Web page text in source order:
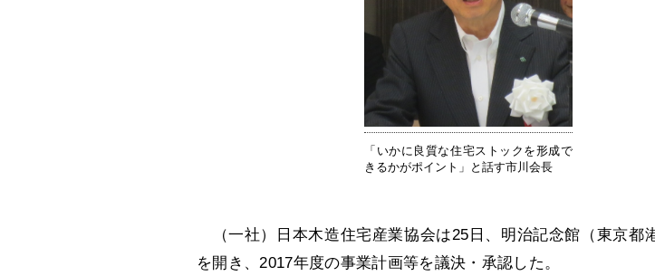
「いかに良質な住宅ストックを形成で
きるかがポイント」と話す市川会長
（一社）日本木造住宅産業協会は25日、明治記念館（東京都
を開き、2017年度の事業計画等を議決・承認した。